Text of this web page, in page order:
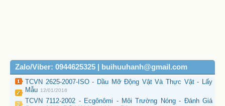
Zalo/Viber: 0944625325 | buihuuhanh@gmail.com
TCVN 2625-2007-ISO - Dầu Mỡ Động Vật Và Thực Vật - Lấy
Mẫu 12/01/2016
TCVN 7112-2002 - Ecgônômi - Môi Trường Nóng - Đánh Giá